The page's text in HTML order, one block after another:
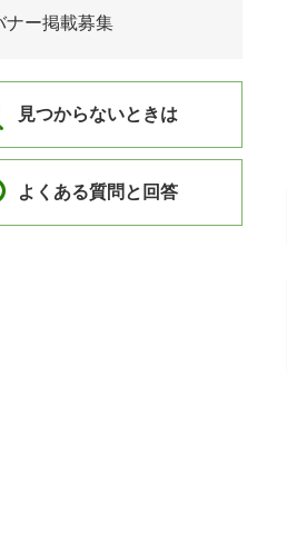
ナー掲載募集
見つからないときは
よくある質問と回答